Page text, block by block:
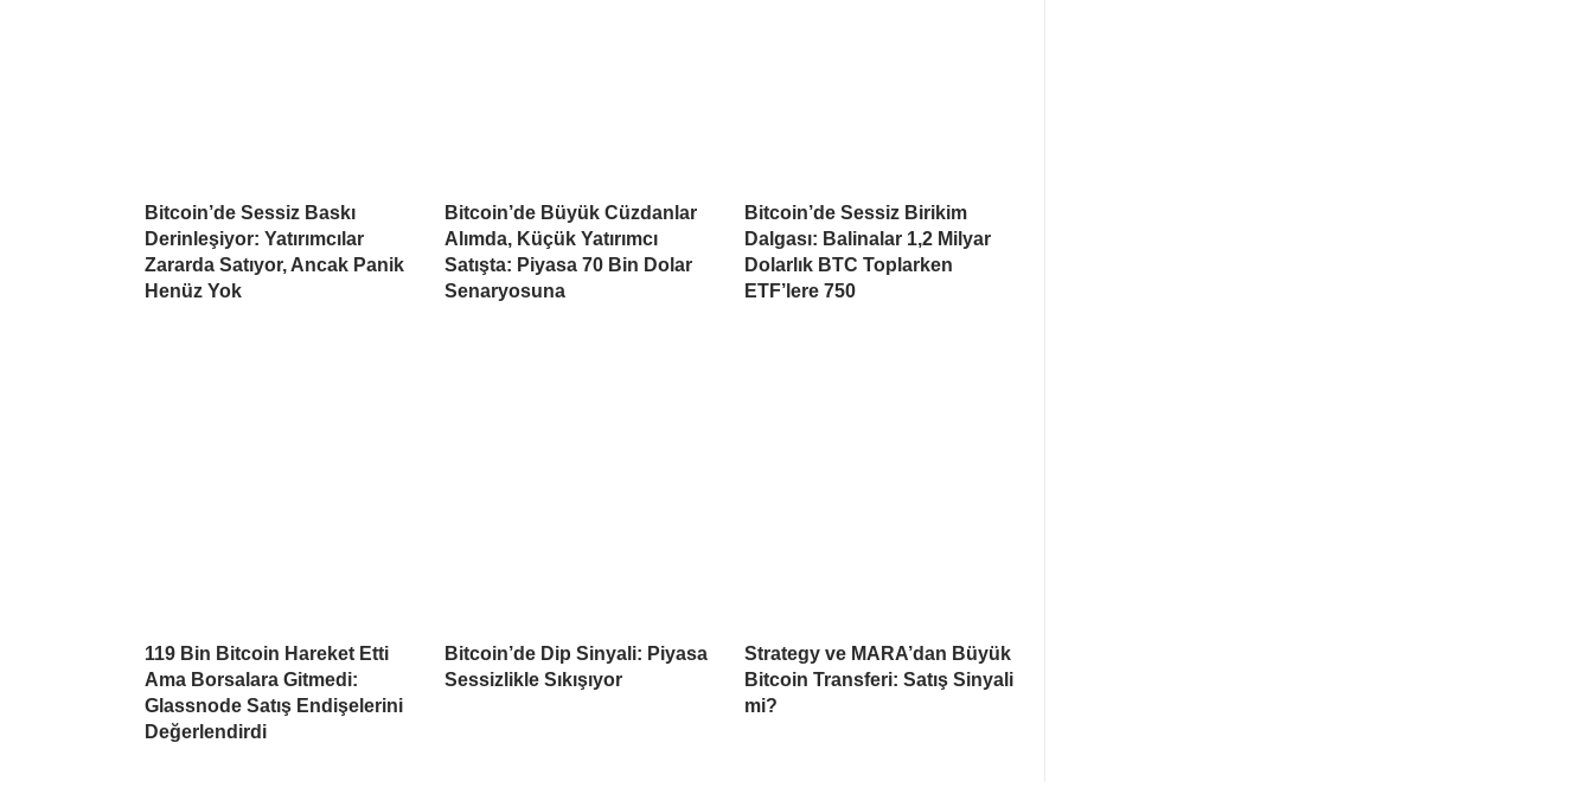
Bitcoin’de Sessiz Baskı
Derinleşiyor: Yatırımcılar
Zararda Satıyor, Ancak Panik
Henüz Yok
Bitcoin’de Büyük Cüzdanlar
Alımda, Küçük Yatırımcı
Satışta: Piyasa 70 Bin Dolar
Senaryosuna
Bitcoin’de Sessiz Birikim
Dalgası: Balinalar 1,2 Milyar
Dolarlık BTC Toplarken
ETF’lere 750
119 Bin Bitcoin Hareket Etti
Ama Borsalara Gitmedi:
Glassnode Satış Endişelerini
Değerlendirdi
Bitcoin’de Dip Sinyali: Piyasa
Sessizlikle Sıkışıyor
Strategy ve MARA’dan Büyük
Bitcoin Transferi: Satış Sinyali
mi?